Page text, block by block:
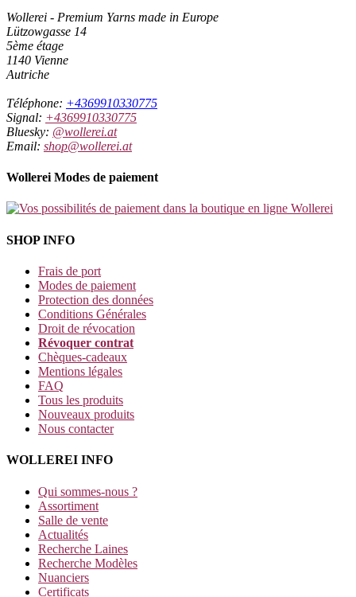
Wollerei - Premium Yarns made in Europe
Lützowgasse 14
5ème étage
1140 Vienne
Autriche
Téléphone: +4369910330775
Signal: +4369910330775
Bluesky: @wollerei.at
Email: shop@wollerei.at
Wollerei Modes de paiement
SHOP INFO
Frais de port
Modes de paiement
Protection des données
Conditions Générales
Droit de révocation
Révoquer contrat
Chèques-cadeaux
Mentions légales
FAQ
Tous les produits
Nouveaux produits
Nous contacter
WOLLEREI INFO
Qui sommes-nous ?
Assortiment
Salle de vente
Actualités
Recherche Laines
Recherche Modèles
Nuanciers
Certificats